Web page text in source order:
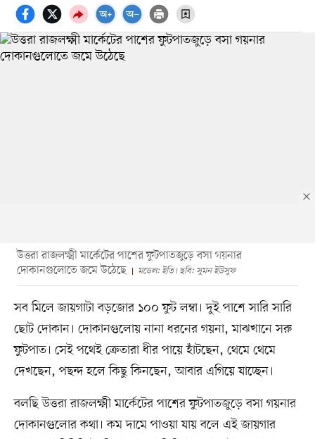
উত্তরা রাজলক্ষ্মী মার্কেটের পাশের ফুটপাতজুড়ে বসা গয়নার
দোকানগুলোতে জমে উঠেছে
মডেল: ইতি। ছবি: সুমন ইউসুফ
সব মিলে জায়গাটা বড়জোর ১০০ ফুট লম্বা। দুই পাশে সারি সারি
ছোট দোকান। দোকানগুলোয় নানা ধরনের গয়না, মাঝখানে সরু
ফুটপাত। সেই পথেই ক্রেতারা ধীর পায়ে হাঁটছেন, থেমে থেমে
দেখছেন, পছন্দ হলে কিছু কিনছেন, আবার এগিয়ে যাচ্ছেন।
বলছি উত্তরা রাজলক্ষ্মী মার্কেটের পাশের ফুটপাতজুড়ে বসা গয়নার
দোকানগুলোর কথা। কম দামে পাওয়া যায় বলে এই জায়গার